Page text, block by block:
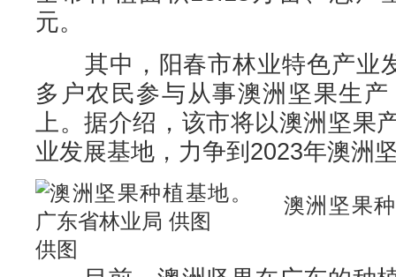
元。
其中，阳春市林业特色产业
多户农民参与从事澳洲坚果生
上。据介绍，该市将以澳洲坚果
业发展基地，力争到2023年澳洲
澳洲坚果
供图